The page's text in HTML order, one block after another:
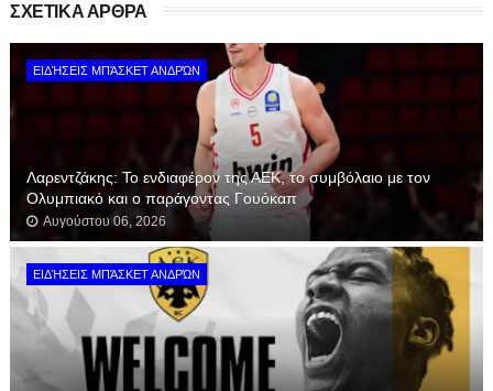
ΣΧΕΤΙΚΑ ΑΡΘΡΑ
ΕΙΔΉΣΕΙΣ ΜΠΆΣΚΕΤ ΑΝΔΡΏΝ
Λαρεντζάκης: Το ενδιαφέρον της ΑΕΚ, το συμβόλαιο με τον
Ολυμπιακό και ο παράγοντας Γουόκαπ
Αυγούστου 06, 2026
ΕΙΔΉΣΕΙΣ ΜΠΆΣΚΕΤ ΑΝΔΡΏΝ